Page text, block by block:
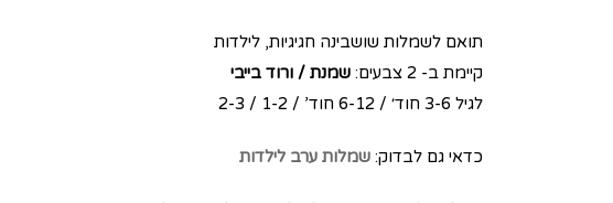
תואם לשמלות שושבינה חגיגיות, לילדות
קיימת ב- 2 צבעים:
שמנת / ורוד בייבי
לגיל 3-6 חוד׳ / 6-12 חוד’ / 1-2 / 2-3
כדאי גם לבדוק: שמלות ערב לילדות